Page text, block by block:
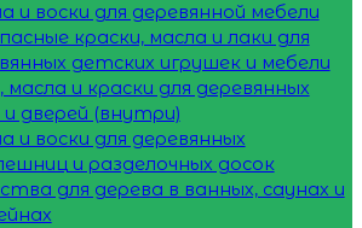
и воски для деревянной мебели
краски, масла и лаки для
детских игрушек и мебели
масла и краски для деревянных
и дверей (внутри)
и воски для деревянных
и разделочных досок
для дерева в ванных, саунах и